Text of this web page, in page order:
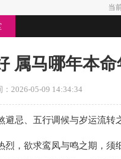
当
属马哪年本
：2026-05-09 14:34:34
忌、五行调候与岁运流转
，欲求鸾凤与鸣之期，须